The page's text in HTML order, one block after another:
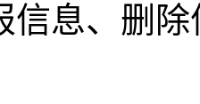
信息、删